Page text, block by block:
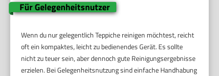
Für Gelegenheitsnutzer
Wenn du nur gelegentlich Teppiche reinigen möchtest, reicht
oft ein kompaktes, leicht zu bedienendes Gerät. Es sollte
nicht zu teuer sein, aber dennoch gute Reinigungsergebnisse
erzielen. Bei Gelegenheitsnutzung sind einfache Handhabung